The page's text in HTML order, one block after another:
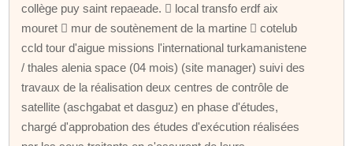
collège puy saint repaeade.  local transfo erdf aix
mouret  mur de soutènement de la martine  cotelub
ccld tour d'aigue missions l'international turkamanistene
/ thales alenia space (04 mois) (site manager) suivi des
travaux de la réalisation deux centres de contrôle de
satellite (aschgabat et dasguz) en phase d'études,
chargé d'approbation des études d'exécution réalisées